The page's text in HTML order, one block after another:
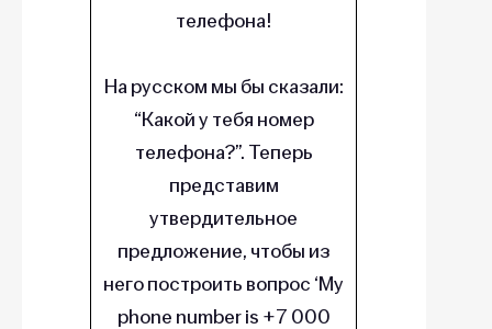
телефона!
На русском мы бы сказали:
“Какой у тебя номер
телефона?”. Теперь
представим
утвердительное
предложение, чтобы из
него построить вопрос ‘My
phone number is +7 000